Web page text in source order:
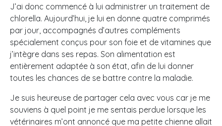
J’ai donc commencé à lui administrer un traitement de
chlorella. Aujourd’hui, je lui en donne quatre comprimés
par jour, accompagnés d’autres compléments
spécialement conçus pour son foie et de vitamines que
j’intègre dans ses repas. Son alimentation est
entièrement adaptée à son état, afin de lui donner
toutes les chances de se battre contre la maladie.
Je suis heureuse de partager cela avec vous car je me
souviens à quel point je me sentais perdue lorsque les
vétérinaires m’ont annoncé que ma petite chienne allait